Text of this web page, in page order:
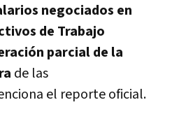
negociados en
de Trabajo
parcial de la
de las
el reporte oficial.